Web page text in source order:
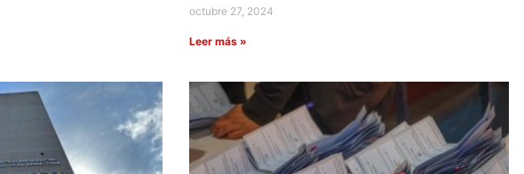
octubre 27, 2024
Leer más »